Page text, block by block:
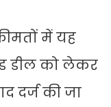
में यह
डील को लेकर
दर्ज की जा